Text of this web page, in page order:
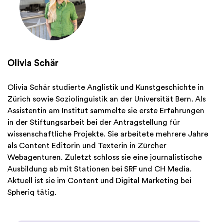
Olivia Schär
Olivia Schär studierte Anglistik und Kunstgeschichte in
Zürich sowie Soziolinguistik an der Universität Bern. Als
Assistentin am Institut sammelte sie erste Erfahrungen
in der Stiftungsarbeit bei der Antragstellung für
wissenschaftliche Projekte. Sie arbeitete mehrere Jahre
als Content Editorin und Texterin in Zürcher
Webagenturen. Zuletzt schloss sie eine journalistische
Ausbildung ab mit Stationen bei SRF und CH Media.
Aktuell ist sie im Content und Digital Marketing bei
Spheriq tätig.